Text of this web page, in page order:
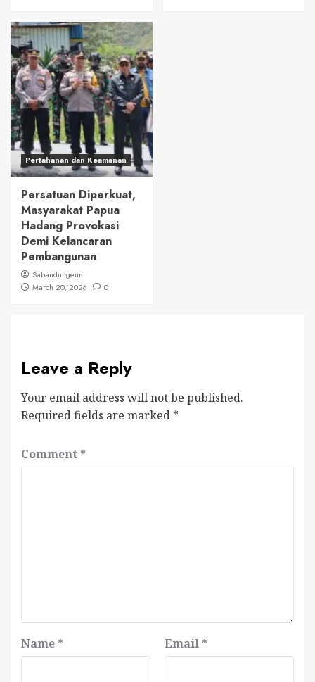
Pertahanan dan Keamanan
Persatuan Diperkuat,
Masyarakat Papua
Hadang Provokasi
Demi Kelancaran
Pembangunan
Sabandungeun
March 20, 2026
0
Leave a Reply
Your email address will not be published.
Required fields are marked *
Comment *
Name * Email *